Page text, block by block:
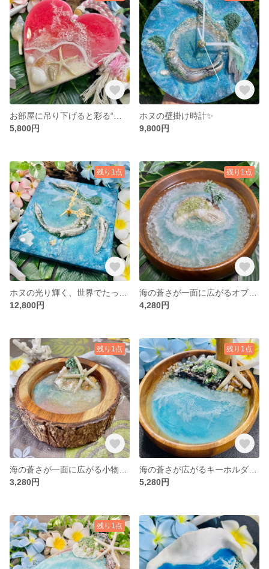
5,800円
ホヌの壁掛け時計✨
9,800円
残り1点
12,800円
残り1点
4,280円
残り1点
3,280円
残り1点
5,280円
残り1点